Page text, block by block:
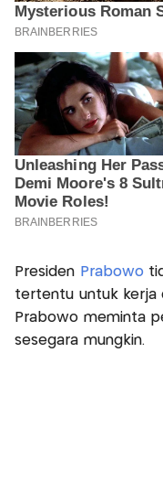
Presiden Prabowo
tertentu untuk kerja
Prabowo meminta
sesegara mungkin.